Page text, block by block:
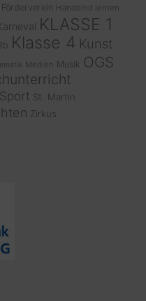
Förderverein
Handelnd lernen
KLASSE 1
Klasse 4 Kunst
Medien Musik OGS
Sport St. Martin
Zirkus